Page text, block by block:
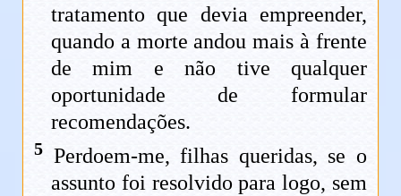
tratamento que devia empreender,
quando a morte andou mais à frente
de mim e não tive qualquer
oportunidade de formular
recomendações.
5 Perdoem-me, filhas queridas, se o
assunto foi resolvido para logo, sem